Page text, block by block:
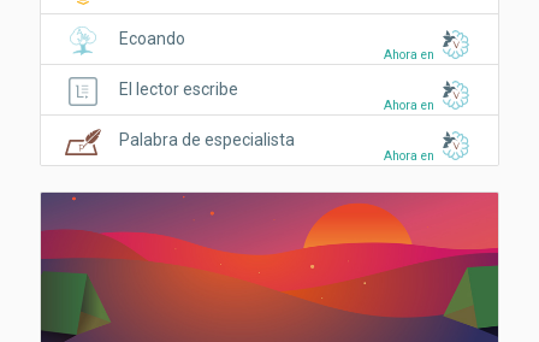
Ahora en
Ecoando
Ahora en
El lector escribe
Ahora en
Palabra de especialista